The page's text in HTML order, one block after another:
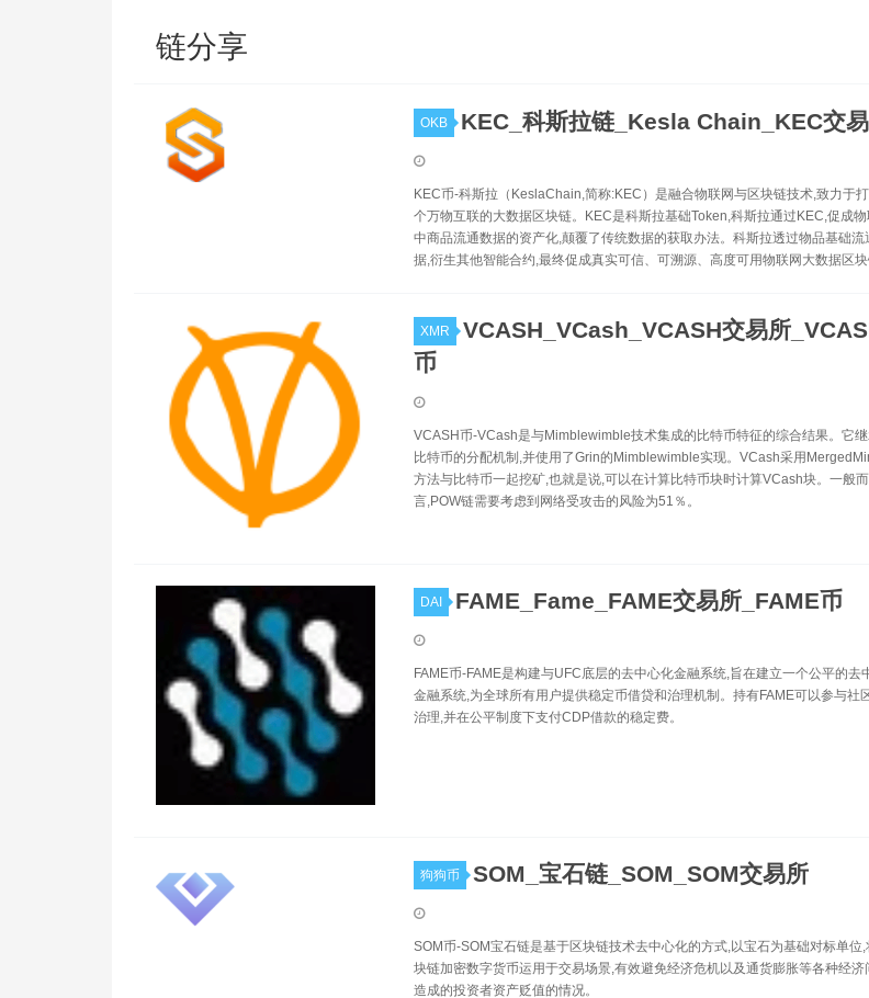
链分享
OKB KEC_科斯拉链_Kesla Chain_KEC交
KEC币-科斯拉（KeslaChain,简称:KEC）是融合物联网与区块链技术,致力于
个万物互联的大数据区块链。KEC是科斯拉基础Token,科斯拉通过KEC,促成物
中商品流通数据的资产化,颠覆了传统数据的获取办法。科斯拉透过物品基础流
据,衍生其他智能合约,最终促成真实可信、可溯源、高度可用物联网大数据区块
XMR
VCASH_VCash_VCASH交易所
币
VCASH币-VCash是与Mimblewimble技术集成的比特币特征的综合结果。它继
比特币的分配机制,并使用了Grin的Mimblewimble实现。VCash采用
方法与比特币一起挖矿,也就是说,可以在计算比特币块时计算VCash块。一般而
言,POW链需要考虑到网络受攻击的风险为51％。
DAI FAME_Fame_FAME交易所_FAME币
FAME币-FAME是构建与UFC底层的去中心化金融系统,旨在建立一个公平的去
金融系统,为全球所有用户提供稳定币借贷和治理机制。持有FAME可以参与社
治理,并在公平制度下支付CDP借款的稳定费。
狗狗币 SOM_宝石链_SOM_SOM交易所
SOM币-SOM宝石链是基于区块链技术去中心化的方式,以宝石为基础对标单位,
块链加密数字货币运用于交易场景,有效避免经济危机以及通货膨胀等各种经济
造成的投资者资产贬值的情况。